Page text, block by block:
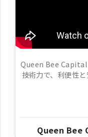
Queen Bee Capital
技術力で、​利便性
Queen Bee